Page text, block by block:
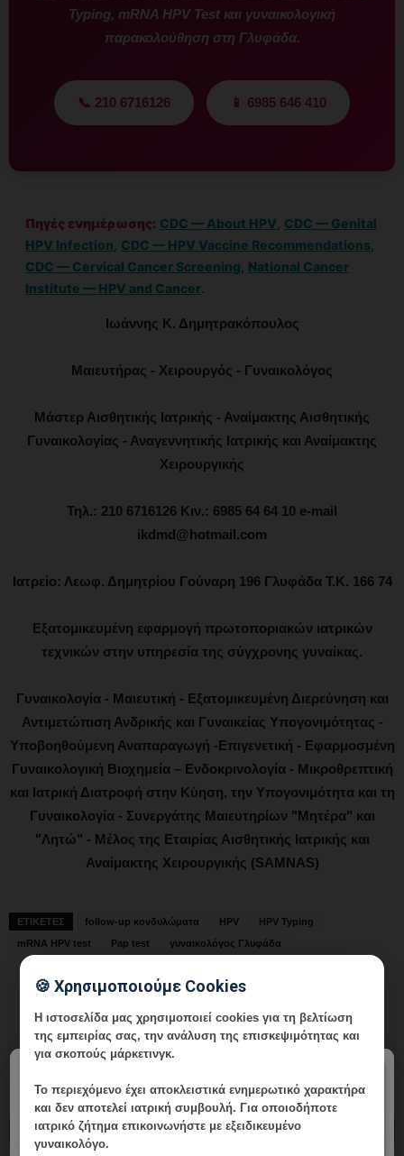
Typing, mRNA HPV Test και γυναικολογική
παρακολούθηση στη Γλυφάδα.
📞 210 6716126 📱 6985 646 410
Πηγές ενημέρωσης: CDC — About HPV CDC — Genital
HPV Infection CDC — HPV Vaccine Recommendations
CDC — Cervical Cancer Screening National Cancer
Institute — HPV and Cancer
Ιωάννης Κ. Δημητρακόπουλος
Μαιευτήρας - Χειρουργός - Γυναικολόγος
Μάστερ Αισθητικής Ιατρικής - Αναίμακτης Αισθητικής
Γυναικολογίας - Αναγεννητικής Ιατρικής και Αναίμακτης
Χειρουργικής
Τηλ.: 210 6716126 Κιν.: 6985 64 64 10 e-mail
ikdmd@hotmail.com
Ιατρείο: Λεωφ. Δημητρίου Γούναρη 196 Γλυφάδα Τ.Κ. 166 74
Εξατομικευμένη εφαρμογή πρωτοποριακών ιατρικών
τεχνικών στην υπηρεσία της σύγχρονης γυναίκας.
Γυναικολογία - Μαιευτική - Εξατομικευμένη Διερεύνηση και
Αντιμετώπιση Ανδρικής και Γυναικείας Υπογονιμότητας -
Υποβοηθούμενη Αναπαραγωγή -Επιγενετική - Εφαρμοσμένη
Γυναικολογική Βιοχημεία – Ενδοκρινολογία - Μικροθρεπτική
και Ιατρική Διατροφή στην Κύηση, την Υπογονιμότητα και τη
Γυναικολογία - Συνεργάτης Μαιευτηρίων "Μητέρα" και
"Λητώ" - Μέλος της Εταιρίας Αισθητικής Ιατρικής και
Αναίμακτης Χειρουργικής (SAMNAS)
ΕΤΙΚΕΤΕΣ follow-up κονδυλώματα HPV
HPV Typing
mRNA HPV test
Pap test γυναικολόγος Γλυφάδα
ΔΙΑΒΑΣΤΕ ΕΠΙΣΗΣ
🍪 Χρησιμοποιούμε Cookies
Η ιστοσελίδα μας χρησιμοποιεί cookies για τη βελτίωση
της εμπειρίας σας, την ανάλυση της επισκεψιμότητας και
για σκοπούς μάρκετινγκ.
Το περιεχόμενο έχειαποκλειστικά ενημερωτικό χαρακτήρα
και δεν αποτελεί ιατρική συμβουλή. Για οποιοδήποτε
ιατρικό ζήτημα επικοινωνήστε με εξειδικευμένο
γυναικολόγο.